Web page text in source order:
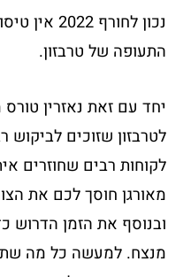
נכון
התעופה של טרבזון.
יחד עם זאת נאזרין
לטרבזון שזוכים
לקוחות רבים שחוזרים
מאורגן חוסך לכם את
ובנוסף את הזמן הדרוש
מנצח. למעשה כל מה